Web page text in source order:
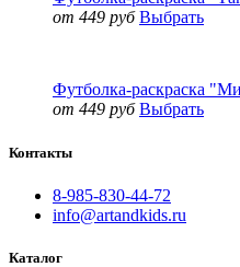
от 449 руб Выбрать
Футболка-раскраска
от 449 руб Выбрать
Контакты
8-985-830-44-72
info@artandkids.ru
Каталог